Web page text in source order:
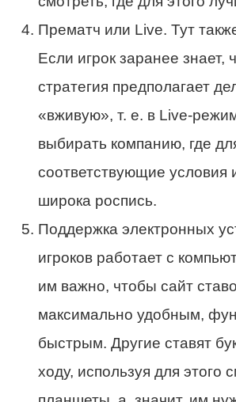
Прематч или Live. Тут
Если игрок заранее знает,
стратегия предполагает
«вживую», т. е. в Live-
выбирать компанию, где
соответствующие условия
широка роспись.
Поддержка электронных
игроков работает с
им важно, чтобы сайт
максимально удобным,
быстрым. Другие ставят
ходу, используя для этого